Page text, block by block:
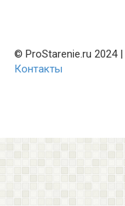
© ProStarenie.ru 2024 |
Контакты